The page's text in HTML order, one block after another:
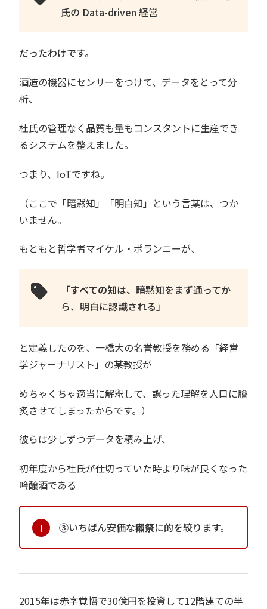
氏の Data-driven 経営
だったわけです。
酒造の機器にセンサーをつけて、データをとって分
析、
杜氏の管理なく品質も量もコンスタントに生産でき
るシステムを整えました。
つまり、IoTですね。
（ここで「暗黙知」「明白知」という言葉は、つか
いません。
もともと哲学者マイケル・ポランニーが、
「すべての知は、暗黙知をまず通ってか
ら、明白に認識される」
と定義したのを、一橋大の名誉教授を務める「経営
学ジャーナリスト」の某教授が
めちゃくちゃ適当に解釈して、誤った理解を人口に膾
炙させてしまったからです。）
彼らは少しずつデータを積み上げ、
初年度から杜氏が仕切っていた時より味が良くなった
吟醸酒である
③いちばん安価な獺祭に的を絞ります。
2015年は赤字覚悟で30億円を投資して12階建ての半